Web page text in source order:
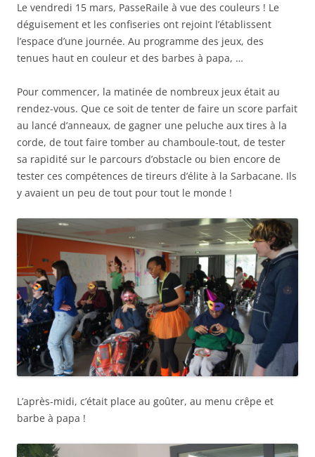
Le vendredi 15 mars, PasseRaile à vue des couleurs ! Le
déguisement et les confiseries ont rejoint l’établissent
l’espace d’une journée. Au programme des jeux, des
tenues haut en couleur et des barbes à papa, …
Pour commencer, la matinée de nombreux jeux était au
rendez-vous. Que ce soit de tenter de faire un score parfait
au lancé d’anneaux, de gagner une peluche aux tires à la
corde, de tout faire tomber au chamboule-tout, de tester
sa rapidité sur le parcours d’obstacle ou bien encore de
tester ces compétences de tireurs d’élite à la Sarbacane. Ils
y avaient un peu de tout pour tout le monde !
L’après-midi, c’était place au goûter, au menu crêpe et
barbe à papa !